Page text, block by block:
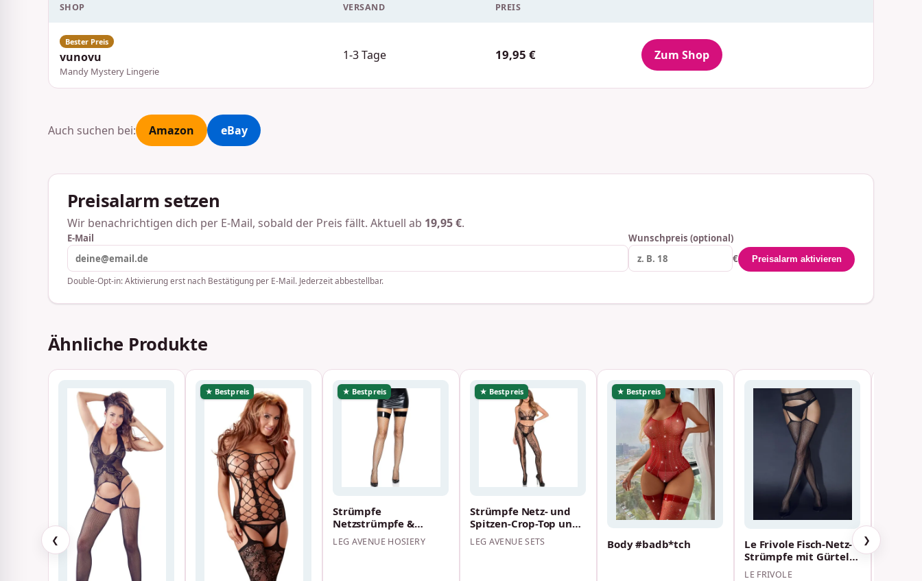
SHOP VERSAND PREIS
vunovu
Mandy Mystery Lingerie
1-3 Tage 19,95 € Zum Shop
Auch suchen bei: Amazon eBay
Preisalarm setzen
Wir benachrichtigen dich per E-Mail, sobald der Preis fällt. Aktuell ab 19,95 €.
E-Mail
Wunschpreis (optional)
€
Preisalarm aktivieren
Double-Opt-in: Aktivierung erst nach Bestätigung per E-Mail. Jederzeit abbestellbar.
Ähnliche Produkte
❮
★ Bestpreis ★ Bestpreis
Strümpfe
Netzstrümpfe &
Schwarzes Vinyl
LEG AVENUE HOSIERY
★ Bestpreis
Strümpfe Netz- und
Spitzen-Crop-Top und
Strumpfhose Schwarz
Einheitsgr…
LEG AVENUE SETS
★ Bestpreis
Body #badb*tch
Le Frivole Fisch-Netz-
Strümpfe mit Gürtel
Schwarz
LE FRIVOLE
❯